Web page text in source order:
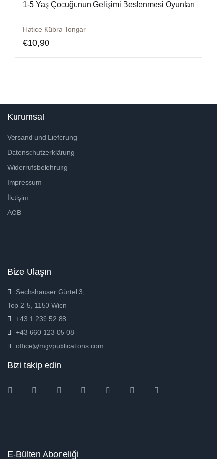
1-5 Yaş Çocuğunun Gelişimi Beslenmesi Oyunları
Hatice Kübra Tongar
€10,90
Kurumsal
Versand und Lieferung
Datenschutzerklärung
Widerrufsbelehrung
Impressum
İletişim
AGB
Bize Ulaşın
Sechshauser Gürtel 3,
Top 2-5, 1150 Wien
+43 1 239 52 88
+43 660 123 05 08
office@mgvpublications.com
Bizi takip edin
InstagramFacebookTwitter Amazon Pinterest
E-Bülten Aboneliği